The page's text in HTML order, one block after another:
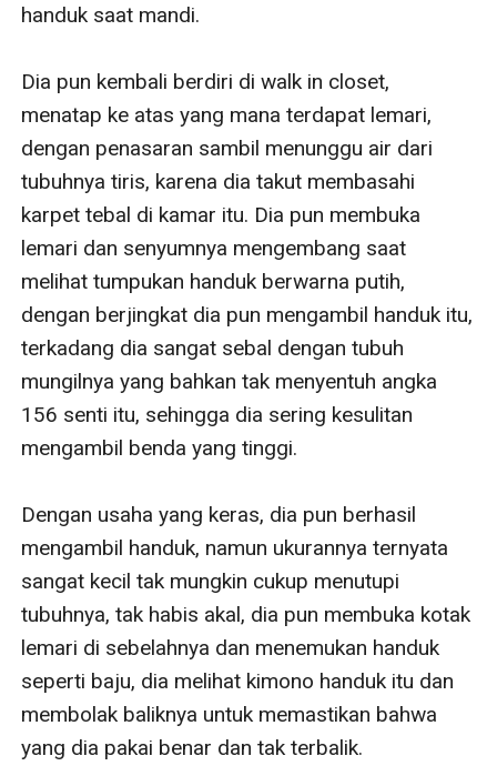
handuk saat mandi.
Dia pun kembali berdiri di walk in closet,
menatap ke atas yang mana terdapat lemari,
dengan penasaran sambil menunggu air dari
tubuhnya tiris, karena dia takut membasahi
karpet tebal di kamar itu. Dia pun membuka
lemari dan senyumnya mengembang saat
melihat tumpukan handuk berwarna putih,
dengan berjingkat dia pun mengambil handuk itu,
terkadang dia sangat sebal dengan tubuh
mungilnya yang bahkan tak menyentuh angka
156 senti itu, sehingga dia sering kesulitan
mengambil benda yang tinggi.
Dengan usaha yang keras, dia pun berhasil
mengambil handuk, namun ukurannya ternyata
sangat kecil tak mungkin cukup menutupi
tubuhnya, tak habis akal, dia pun membuka kotak
lemari di sebelahnya dan menemukan handuk
seperti baju, dia melihat kimono handuk itu dan
membolak baliknya untuk memastikan bahwa
yang dia pakai benar dan tak terbalik.